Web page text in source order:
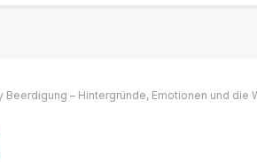
Beerdigung – Hintergründe, Emotionen und die